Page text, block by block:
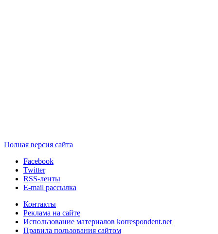
Полная версия сайта
Facebook
Twitter
RSS-ленты
E-mail рассылка
Контакты
Реклама на сайте
Использование материалов korrespondent.net
Правила пользования сайтом